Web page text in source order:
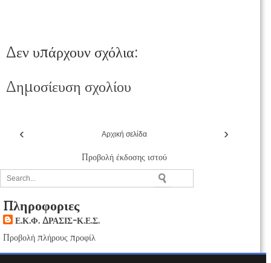
Δεν υπάρχουν σχόλια:
Δημοσίευση σχολίου
‹ ›
Αρχική σελίδα
Προβολή έκδοσης ιστού
Πληροφοριες
Ε.Κ.Φ. ΔΡΑΣΙΣ-Κ.Ε.Σ.
Προβολή πλήρους προφίλ